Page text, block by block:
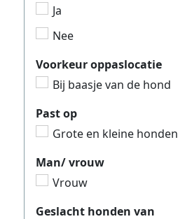
Ja
Nee
Voorkeur oppaslocatie
Bij baasje van de hond
Past op
Grote en kleine honden
Man/ vrouw
Vrouw
Geslacht honden van